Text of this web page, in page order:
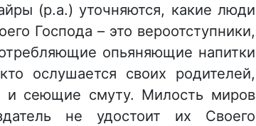
(р.а.) уточняются, какие люди
Господа – это вероотступники,
опьяняющие напитки
ослушается своих родителей,
и сеющие смуту. Милость миров
не удостоит их Своего